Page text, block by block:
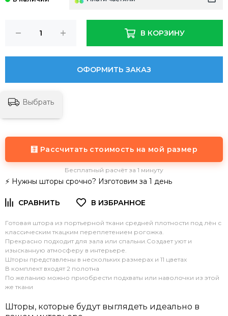
В КОРЗИНУ
ОФОРМИТЬ ЗАКАЗ
Выбрать
🧮 Рассчитать стоимость на мой размер
Бесплатный расчёт за 1 минуту
⚡ Нужны шторы срочно? Изготовим за 1 день
Готовая штора из портьерной ткани средней плотности под лён с
классическим ткацким переплетением рогожка.
Прекрасно подходит для зала или спальни.Создает уют и
изысканную атмосферу в интерьере.
Шторы представлены в нескольких размерах и 11 цветах
В комплект входят 2 полотна
По желанию можно приобрести подхваты или наволочки из этой
же ткани
Шторы, которые будут выглядеть идеально в